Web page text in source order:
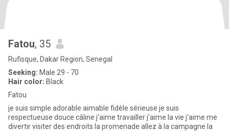
Fatou, 35
Rufisque, Dakar Region, Senegal
Seeking: Male 29 - 70
Hair color: Black
Fatou
je suis simple adorable aimable fidèle sérieuse je suis
respectueuse douce câline j'aime travailler j'aime la vie j'aime me
divertir visiter des endroits la promenade allez à la campagne la